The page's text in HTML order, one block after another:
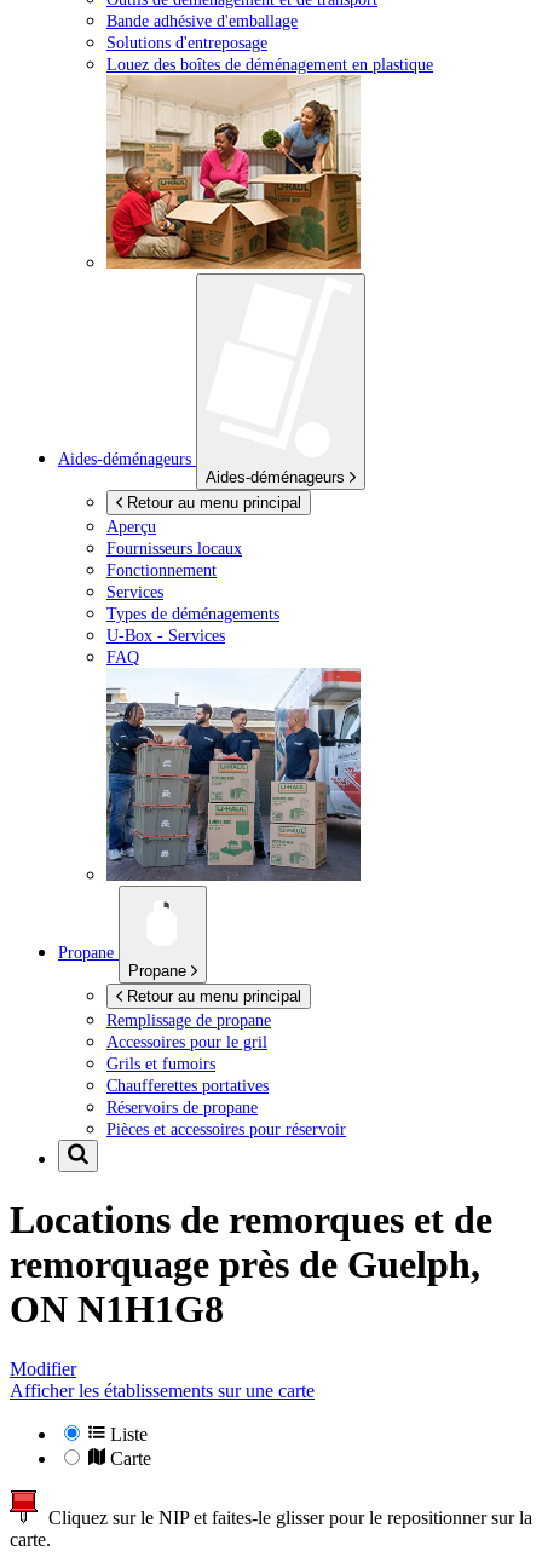
Bande adhésive d'emballage
Solutions d'entreposage
Louez des boîtes de déménagement en plastique
Aides-déménageurs
Aides-déménageurs
Retour au menu principal
Aperçu
Fournisseurs locaux
Fonctionnement
Services
Types de déménagements
U-Box - Services
FAQ
Propane
Propane
Retour au menu principal
Remplissage de propane
Accessoires pour le gril
Grils et fumoirs
Chaufferettes portatives
Réservoirs de propane
Pièces et accessoires pour réservoir
Locations de remorques et de
remorquage près de Guelph,
ON N1H1G8
Modifier
Afficher les établissements sur une carte
Liste
Carte
Cliquez sur le NIP et faites-le glisser pour le repositionner sur la
carte.